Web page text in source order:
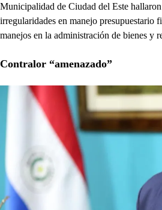
Municipalidad de Ciudad del Este
irregularidades en manejo presupuestario
manejos en la administración de bienes y
Contralor “amenazado”